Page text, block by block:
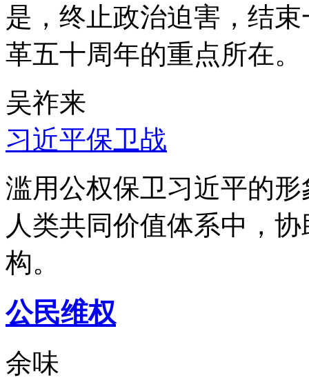
是，终止政治迫害，结
革五十周年的重点所在。
吴祚来
习近平保卫战
滥用公权保卫习近平的
人类共同价值体系中，
构。
公民维权
余味